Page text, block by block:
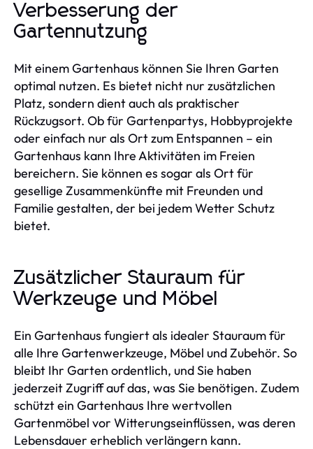
Verbesserung der
Gartennutzung
Mit einem Gartenhaus können Sie Ihren Garten
optimal nutzen. Es bietet nicht nur zusätzlichen
Platz, sondern dient auch als praktischer
Rückzugsort. Ob für Gartenpartys, Hobbyprojekte
oder einfach nur als Ort zum Entspannen – ein
Gartenhaus kann Ihre Aktivitäten im Freien
bereichern. Sie können es sogar als Ort für
gesellige Zusammenkünfte mit Freunden und
Familie gestalten, der bei jedem Wetter Schutz
bietet.
Zusätzlicher Stauraum für
Werkzeuge und Möbel
Ein Gartenhaus fungiert als idealer Stauraum für
alle Ihre Gartenwerkzeuge, Möbel und Zubehör. So
bleibt Ihr Garten ordentlich, und Sie haben
jederzeit Zugriff auf das, was Sie benötigen. Zudem
schützt ein Gartenhaus Ihre wertvollen
Gartenmöbel vor Witterungseinflüssen, was deren
Lebensdauer erheblich verlängern kann.